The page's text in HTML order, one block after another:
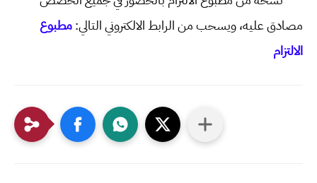
مصادق عليه، ويسحب من الرابط الالكتروني التالي:مطبوع
الالتزام